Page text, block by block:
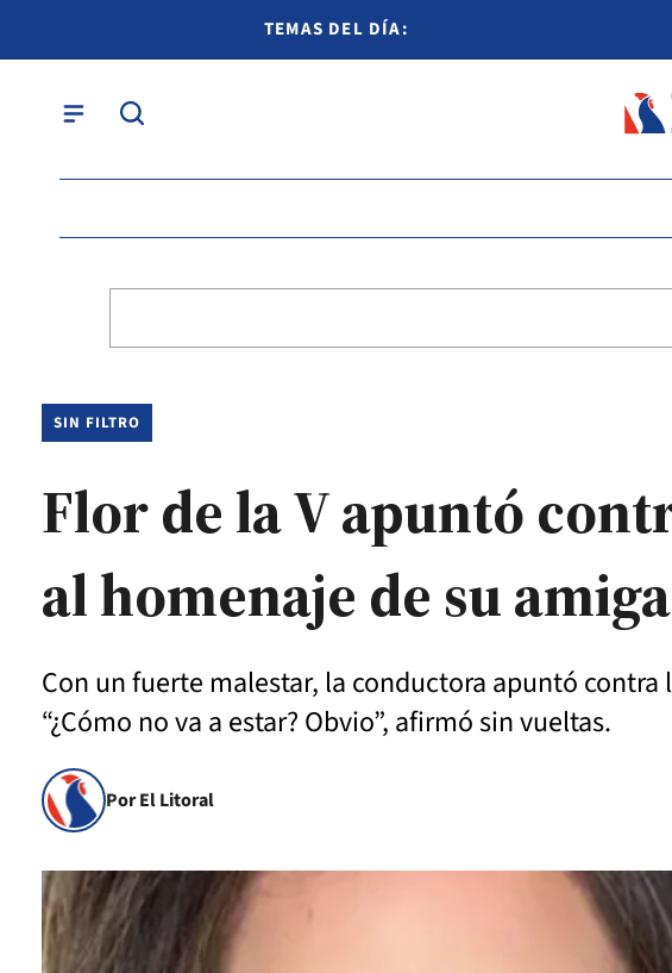
TEMAS DEL DÍA:
SIN FILTRO
Flor de la V apuntó
al homenaje de su amiga
Con un fuerte malestar, la conductora apuntó
“¿Cómo no va a estar? Obvio”, afirmó sin vueltas.
Por El Litoral